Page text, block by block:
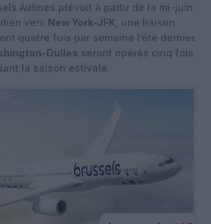
Airlines prévoit à partir de la mi-juin
vers New York-JFK , une liaison
quatre fois par semaine l’été dernier.
Dulles seront opérés cinq fois
la saison estivale.